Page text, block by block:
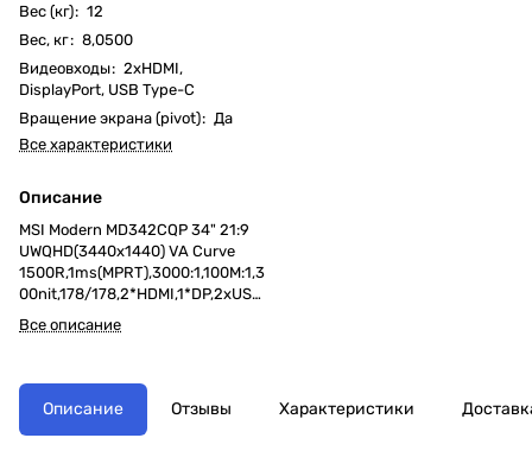
Вес (кг): 12
Вес, кг: 8,0500
Видеовходы: 2xHDMI,
DisplayPort, USB Type-C
Вращение экрана (pivot): Да
Все характеристики
Описание
MSI Modern MD342CQP 34" 21:9
UWQHD(3440x1440) VA Curve
1500R,1ms(MPRT),3000:1,100M:1,3
00nit,178/178,2*HDMI,1*DP,2xUSB
Type-A,USB Type-B,USB Type-
C,Speaker,Tilt,Swivel,Height,120Hz,
Все описание
Описание Отзывы Характеристики